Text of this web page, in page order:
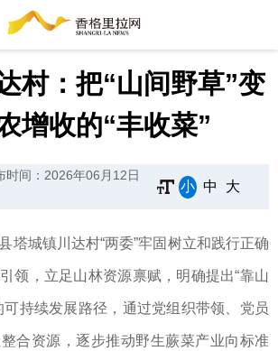
村：把“山间野草”变
增收的“丰收菜”
时间：2026年06月12日
小 中 大
塔城镇川达村“两委”牢固树立和践行正确
领，立足山林资源禀赋，明确提出“靠山
可持续发展路径，通过党组织带领、党员
合资源，逐步推动野生蕨菜产业向标准